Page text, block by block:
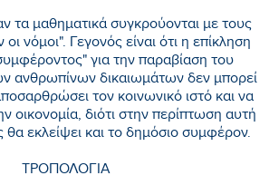
τα μαθηματικά συγκρούονται με τους
νόμοι". Γεγονός είναι ότι η επίκληση
για την παραβίαση του
ανθρωπίνων δικαιωμάτων δεν μπορεί
τον κοινωνικό ιστό και να
οικονομία, διότι στην περίπτωση αυτή
θα εκλείψει και το δημόσιο συμφέρον.
ΤΡΟΠΟΛΟΓΙΑ